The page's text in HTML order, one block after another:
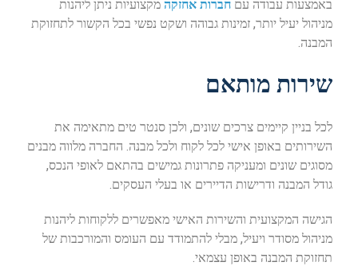
באמצעות עבודה עם חברות אחזקה מקצועיות ניתן ליהנות
מניהול יעיל יותר, זמינות גבוהה ושקט נפשי בכל הקשור לתחזוקת
המבנה.
שירות מותאם
לכל בניין קיימים צרכים שונים, ולכן סנטר טים מתאימה את
השירותים באופן אישי לכל לקוח ולכל מבנה. החברה מלווה מבנים
מסוגים שונים ומעניקה פתרונות גמישים בהתאם לאופי הנכס,
גודל המבנה ודרישות הדיירים או בעלי העסקים.
הגישה המקצועית והשירות האישי מאפשרים ללקוחות ליהנות
מניהול מסודר ויעיל, מבלי להתמודד עם העומס והמורכבות של
תחזוקת המבנה באופן עצמאי.